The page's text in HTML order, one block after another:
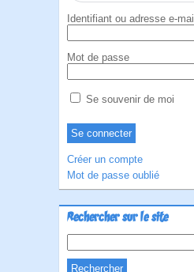
Identifiant ou adresse e-mail
Mot de passe
Se souvenir de moi
Créer un compte
Mot de passe oublié
Rechercher sur le site